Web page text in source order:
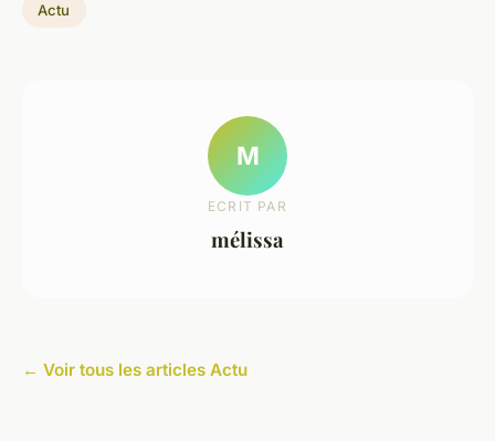
Actu
M
ECRIT PAR
mélissa
← Voir tous les articles Actu